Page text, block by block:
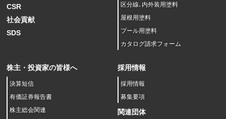
CSR
社会貢献
SDS
区分線､内外装用塗料
屋根用塗料
プール用塗料
カタログ請求フォーム
株主・投資家の皆様へ
決算短信
有価証券報告書
株主総会関連
採用情報
採用情報
募集要項
関連団体